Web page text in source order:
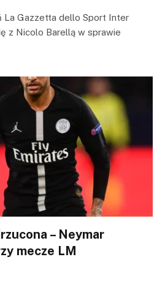
La Gazzetta dello Sport Inter
z Nicolo Barellą w sprawie
– Neymar
mecze LM